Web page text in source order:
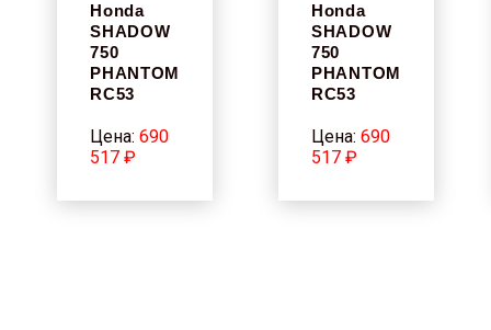
Honda
SHADOW
750
PHANTOM
RC53
Цена:690
517 ₽
Honda
SHADOW
750
PHANTOM
RC53
Цена:690
517 ₽